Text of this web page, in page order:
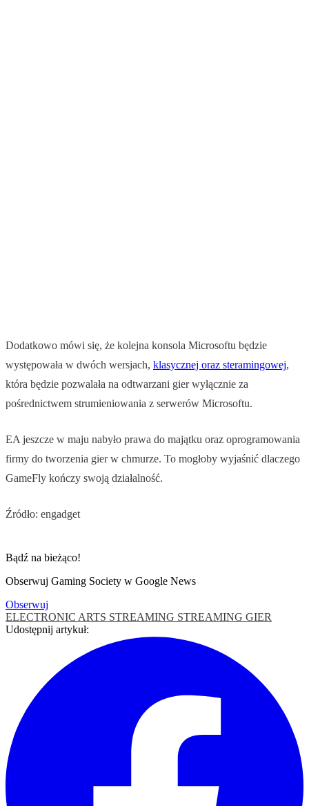
Dodatkowo mówi się, że kolejna konsola Microsoftu będzie
występowała w dwóch wersjach, klasycznej oraz steramingowej,
która będzie pozwalała na odtwarzani gier wyłącznie za
pośrednictwem strumieniowania z serwerów Microsoftu.
EA jeszcze w maju nabyło prawa do majątku oraz oprogramowania
firmy do tworzenia gier w chmurze. To mogłoby wyjaśnić dlaczego
GameFly kończy swoją działalność.
Źródło: engadget
Bądź na bieżąco!
Obserwuj Gaming Society w Google News
Obserwuj
ELECTRONIC ARTS STREAMING STREAMING GIER
Udostępnij artykuł: